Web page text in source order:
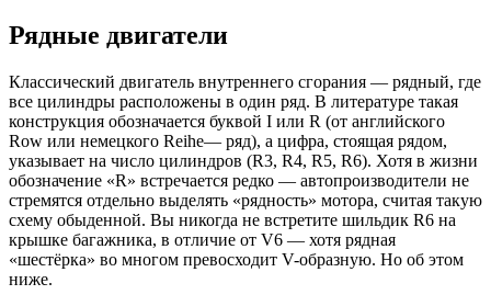
Рядные двигатели
Классический двигатель внутреннего сгорания — рядный, где
все цилиндры расположены в один ряд. В литературе такая
конструкция обозначается буквой I или R (от английского
Row или немецкого Reihe— ряд), а цифра, стоящая рядом,
указывает на число цилиндров (R3, R4, R5, R6). Хотя в жизни
обозначение «R» встречается редко — автопроизводители не
стремятся отдельно выделять «рядность» мотора, считая такую
схему обыденной. Вы никогда не встретите шильдик R6 на
крышке багажника, в отличие от V6 — хотя рядная
«шестёрка» во многом превосходит V-образную. Но об этом
ниже.